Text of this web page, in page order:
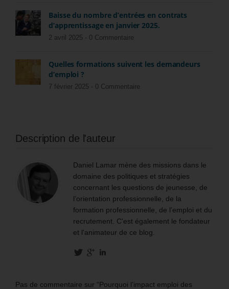
Baisse du nombre d’entrées en contrats
d’apprentissage en janvier 2025.
2 avril 2025 - 0 Commentaire
Quelles formations suivent les demandeurs
d’emploi ?
7 février 2025 - 0 Commentaire
Description de l'auteur
Daniel Lamar mène des missions dans le
domaine des politiques et stratégies
concernant les questions de jeunesse, de
l’orientation professionnelle, de la
formation professionnelle, de l’emploi et du
recrutement. C'est également le fondateur
et l'animateur de ce blog.
Pas de commentaire sur “Pourquoi l’impact emploi des